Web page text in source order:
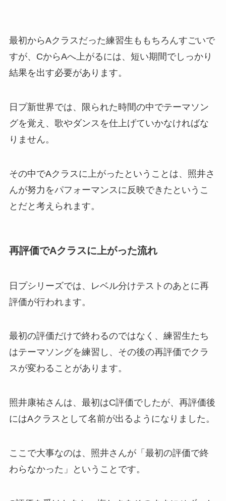
最初からAクラスだった練習生ももちろんすごいで
すが、CからAへ上がるには、短い期間でしっかり
結果を出す必要があります。
日プ新世界では、限られた時間の中でテーマソン
グを覚え、歌やダンスを仕上げていかなければな
りません。
その中でAクラスに上がったということは、照井さ
んが努力をパフォーマンスに反映できたというこ
とだと考えられます。
再評価でAクラスに上がった流れ
日プシリーズでは、レベル分けテストのあとに再
評価が行われます。
最初の評価だけで終わるのではなく、練習生たち
はテーマソングを練習し、その後の再評価でクラ
スが変わることがあります。
照井康祐さんは、最初はC評価でしたが、再評価後
にはAクラスとして名前が出るようになりました。
ここで大事なのは、照井さんが「最初の評価で終
わらなかった」ということです。